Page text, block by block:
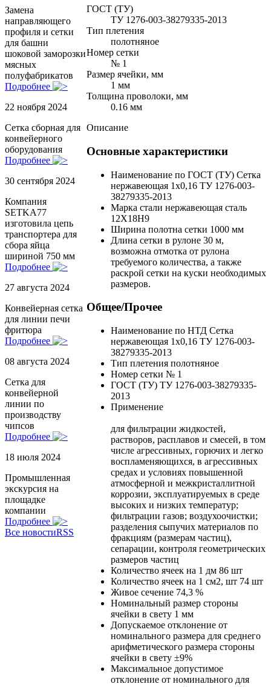
Замена
направляющего
профиля и сетки
для башни
шоковой заморозки
мясных
полуфабрикатов
Подробнее
22 ноября 2024
Сетка сборная для
конвейерного
оборудования
Подробнее
30 сентября 2024
Компания
SETKA77
изготовила цепь
транспортера для
сбора яйца
шириной 750 мм
Подробнее
27 августа 2024
Конвейерная сетка
для линии печи
фритюра
Подробнее
08 августа 2024
Сетка для
конвейерной
линии по
производству
чипсов
Подробнее
18 июля 2024
Промышленная
экскурсия на
площадке
компании
Подробнее
Все новостиRSS
ГОСТ (ТУ)
ТУ 1276-003-38279335-2013
Тип плетения
полотняное
Номер сетки
№ 1
Размер ячейки, мм
1 мм
Толщина проволоки, мм
0.16 мм
Описание
Основные характеристики
Наименование по ГОСТ (ТУ) Сетка
нержавеющая 1х0,16 ТУ 1276-003-
38279335-2013
Марка стали нержавеющая сталь
12Х18Н9
Ширина полотна сетки 1000 мм
Длина сетки в рулоне 30 м,
возможна отмотка от рулона
требуемого количества, а также
раскрой сетки на куски необходимых
размеров.
Общее/Прочее
Наименование по НТД Сетка
нержавеющая 1х0,16 ТУ 1276-003-
38279335-2013
Тип плетения полотняное
Номер сетки № 1
ГОСТ (ТУ) ТУ 1276-003-38279335-
2013
Применение
для фильтрации жидкостей,
растворов, расплавов и смесей, в том
числе агрессивных, горючих и легко
воспламеняющихся, в агрессивных
средах и условиях повышенной
атмосферной и межкристаллитной
коррозии, эксплуатируемых в среде
высоких и низких температур;
фильтрации газов; воздухоочистки;
разделения сыпучих материалов по
фракциям (размерам частиц),
сепарации, контроля геометрических
размеров частиц
Количество ячеек на 1 дм 86 шт
Количество ячеек на 1 см2, шт 74 шт
Живое сечение 74,3 %
Номинальный размер стороны
ячейки в свету 1 мм
Допускаемое отклонение от
номинального размера для среднего
арифметического размера стороны
ячейки в свету ±9%
Максимальное допустимое
отклонение от номинального для